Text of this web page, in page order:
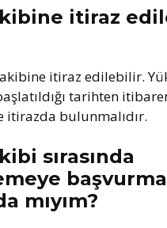
itiraz
itiraz edilebilir.
tarihten
itirazda bulunmalıdır.
sırasında
mıyım?